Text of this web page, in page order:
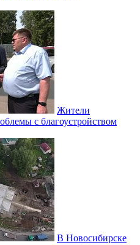
Жители
с благоустройством
В Новосибирске